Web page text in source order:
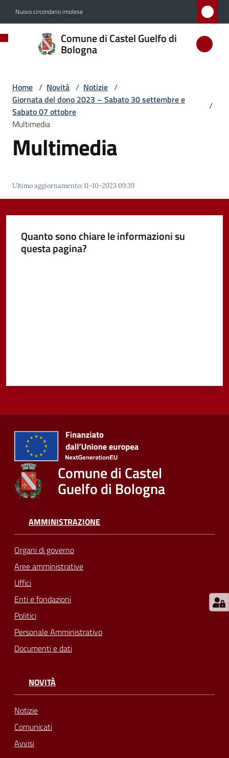
Nuovo circondario imolese
Comune di Castel Guelfo di
Bologna
Comune
di
Guelfo
di
Bologna
Amministrazione
Novità
Menu selezionato
Vivere
Tutti
Seguici
su
Home / Novità / Notizie /
Giornata del dono 2023 – Sabato 30 settembre e
Sabato 07 ottobre
/
Multimedia
Multimedia
Ultimo aggiornamento:11-10-2023 09:39
Quanto sono chiare le informazioni su
questa pagina?
Comune di Castel
Guelfo di Bologna
AMMINISTRAZIONE
Organi di governo
Aree amministrative
Uffici
Enti e fondazioni
Politici
Personale Amministrativo
Documenti e dati
NOVITÀ
Notizie
Comunicati
Avvisi